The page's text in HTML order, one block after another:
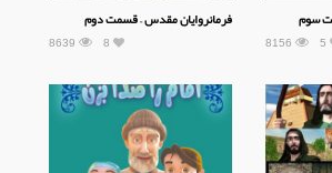
سوم
8156 5
فرمانروایان مقدس – قسمت دوم
8639 8